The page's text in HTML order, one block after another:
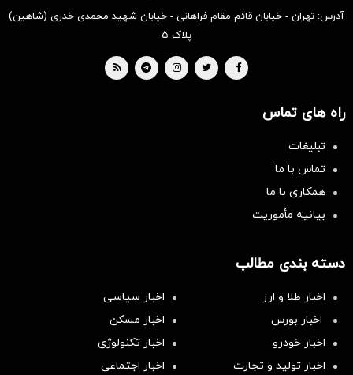
آدرس: تهران - خیابان قائم مقام فراهانی - خیابان شهید محمدی خدری (شاهین)
پلاک ۵
راه های تماس
تبلیغات
تماس با ما
همکاری با ما
بیانیه مأموریت
دسته بندی مطالب
اخبار طلا و ارز
اخبار سیاسی
اخبار بورس
اخبار مسکن
اخبار خودرو
اخبار تکنولوژی
اخبار تولید و تجارت
اخبار اجتماعی